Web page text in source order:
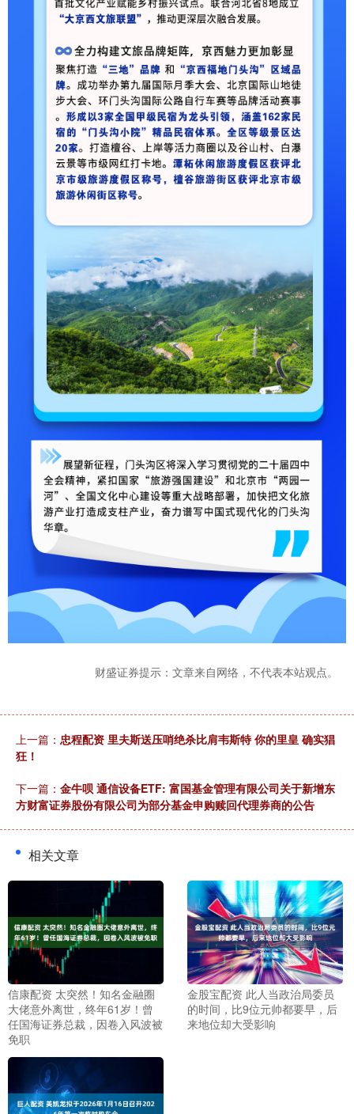
财盛证券提示：文章来自网络，不代表本站观点。
上一篇： 忠程配资 里夫斯送压哨绝杀比肩韦斯特 你的里皇 确实猖
狂！
下一篇： 金牛呗 通信设备ETF: 富国基金管理有限公司关于新增东
方财富证券股份有限公司为部分基金申购赎回代理券商的公告
相关文章
信康配资 太突然！知名金融圈
大佬意外离世，终年61岁！曾
任国海证券总裁，因卷入风波被
免职
金股宝配资 此人当政治局委员
的时间，比9位元帅都要早，后
来地位却大受影响